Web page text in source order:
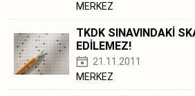
MERKEZ
TKDK SINAVINDAKİ
EDİLEMEZ!
21.11.2011
MERKEZ